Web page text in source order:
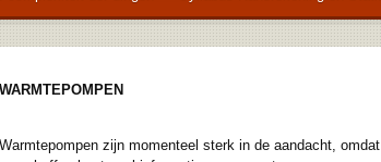
WARMTEPOMPEN
Warmtepompen zijn momenteel sterk in de aandacht,